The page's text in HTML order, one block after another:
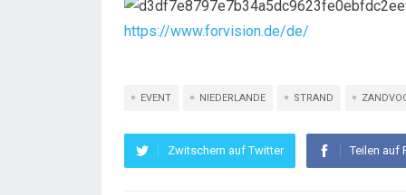
https://www.forvision.de/de/
EVENT NIEDERLANDE STRAND
Zwitschern auf Twitter Teilen auf